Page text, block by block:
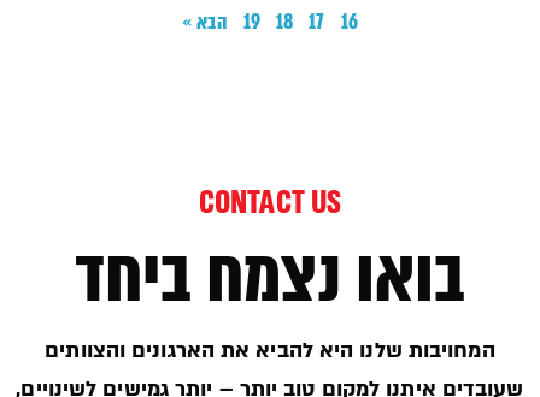
16
17
18
19 הבא »
CONTACT US
בואו נצמח ביחד
המחויבות שלנו היא להביא את הארגונים והצוותים
שעובדים איתנו למקום טוב יותר – יותר גמישים לשינויים,